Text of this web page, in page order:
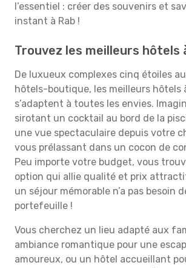
l’essentiel : créer des souvenirs et
instant à Rab !
Trouvez les meilleurs hôtels
De luxueux complexes cinq étoiles
hôtels-boutique, les meilleurs hôtels
s’adaptent à toutes les envies.
sirotant un cocktail au bord de la
une vue spectaculaire depuis votre
vous prélassant dans un cocon de
Peu importe votre budget, vous
option qui allie qualité et prix
un séjour mémorable n’a pas besoin
portefeuille !
Vous cherchez un lieu adapté aux
ambiance romantique pour une
amoureux, ou un hôtel accueillant